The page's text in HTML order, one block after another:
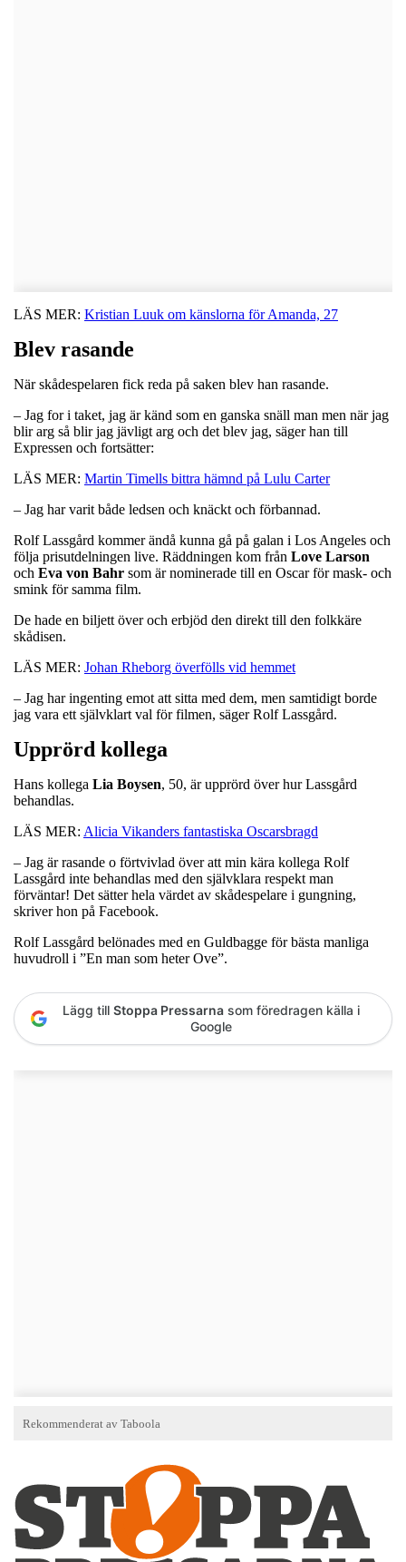
LÄS MER: Kristian Luuk om känslorna för Amanda, 27
Blev rasande
När skådespelaren fick reda på saken blev han rasande.
– Jag for i taket, jag är känd som en ganska snäll man men när jag
blir arg så blir jag jävligt arg och det blev jag, säger han till
Expressen och fortsätter:
LÄS MER: Martin Timells bittra hämnd på Lulu Carter
– Jag har varit både ledsen och knäckt och förbannad.
Rolf Lassgård kommer ändå kunna gå på galan i Los Angeles och
följa prisutdelningen live. Räddningen kom från Love Larson
och Eva von Bahr som är nominerade till en Oscar för mask- och
smink för samma film.
De hade en biljett över och erbjöd den direkt till den folkkäre
skådisen.
LÄS MER: Johan Rheborg överfölls vid hemmet
– Jag har ingenting emot att sitta med dem, men samtidigt borde
jag vara ett självklart val för filmen, säger Rolf Lassgård.
Upprörd kollega
Hans kollega Lia Boysen, 50, är upprörd över hur Lassgård
behandlas.
LÄS MER: Alicia Vikanders fantastiska Oscarsbragd
– Jag är rasande o förtvivlad över att min kära kollega Rolf
Lassgård inte behandlas med den självklara respekt man
förväntar! Det sätter hela värdet av skådespelare i gungning,
skriver hon på Facebook.
Rolf Lassgård belönades med en Guldbagge för bästa manliga
huvudroll i ”En man som heter Ove”.
Lägg till Stoppa Pressarna som föredragen källa i
Google